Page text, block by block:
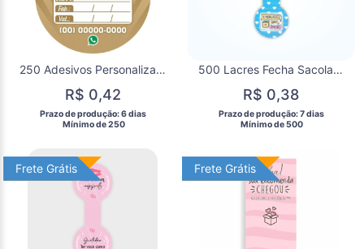
250 Adesivos Personalizado 5x5cm
R$ 0,42
Prazo de produção: 6 dias
  Mínimo de 250
500 Lacres Fecha Sacola Adesivos Personalizados
R$ 0,38
Prazo de produção: 7 dias
  Mínimo de 500
Frete Grátis
Frete Grátis Frete Grátis
Frete Grátis